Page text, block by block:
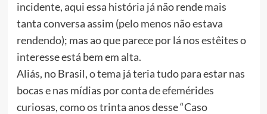
incidente, aqui essa história já não rende mais
tanta conversa assim (pelo menos não estava
rendendo); mas ao que parece por lá nos estêites o
interesse está bem em alta.
Aliás, no Brasil, o tema já teria tudo para estar nas
bocas e nas mídias por conta de efemérides
curiosas, como os trinta anos desse “Caso